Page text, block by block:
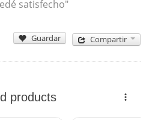
satisfecho"
Guardar Compartir